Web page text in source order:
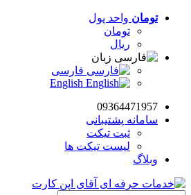
تومان واحد پول
تومان
ریال
زبان
فارسی
09364471957
سامانه پشتیبانی
ثبت تیکت
لیست تیکت ها
وبلاگ